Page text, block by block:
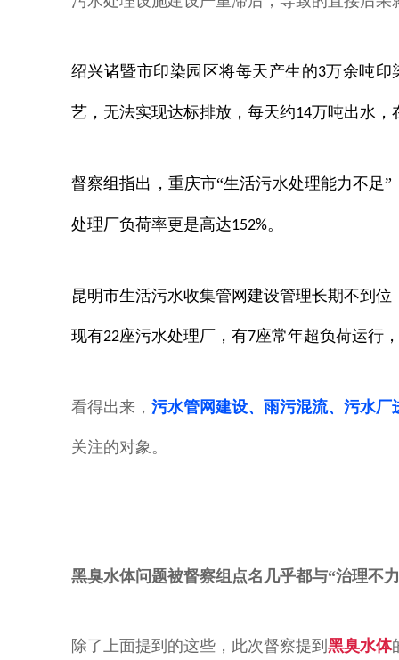
绍兴诸暨市印染园区将每天产生的3万余吨印
艺，无法实现达标排放 ，每天约14万吨出水，
督察组指出，重庆市“生活污水处理能力不足”
处理厂负荷率更是高达152%。
昆明市生活污水收集管网建设管理长期不到
现有22座污水处理厂， 有7座常年超负荷运行，
看得出来， 污水管网建设、雨污混流、污水
关注的对象。
黑臭水体问题被督察组点名 几乎都与“治理不
除了上面提到的这些，此次督察提到 黑臭水体